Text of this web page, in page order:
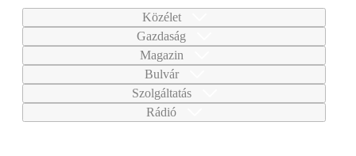
Közélet
Gazdaság
Magazin
Bulvár
Szolgáltatás
Rádió